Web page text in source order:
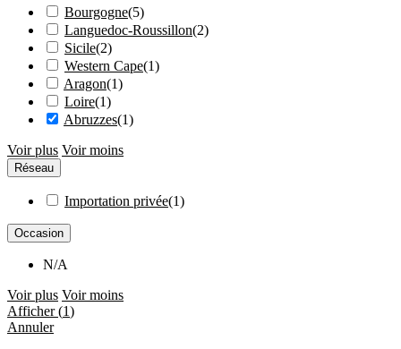
Bourgogne(5)
Languedoc-Roussillon(2)
Sicile(2)
Western Cape(1)
Aragon(1)
Loire(1)
Abruzzes(1)
Voir plus Voir moins
Réseau
Importation privée(1)
Occasion
N/A
Voir plus Voir moins
Afficher(1)
Annuler